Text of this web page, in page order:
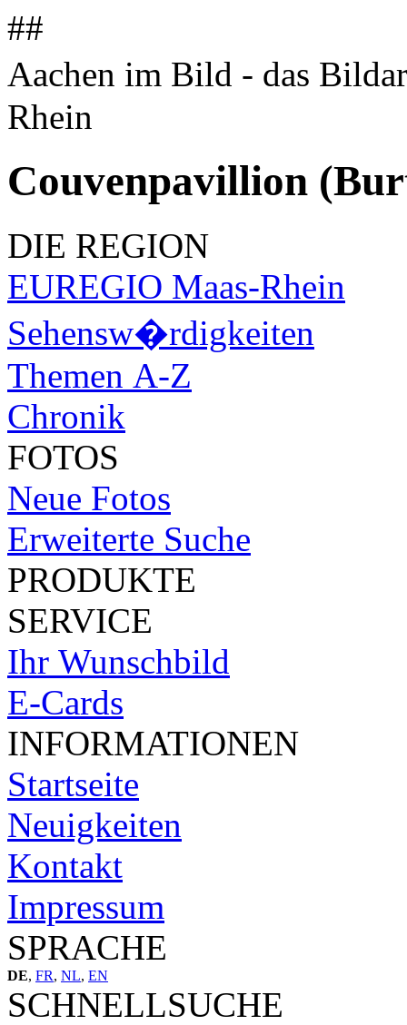
##
Aachen im Bild - das
Rhein
Couvenpavillion
DIE REGION
EUREGIO Maas-Rhein
Sehensw�rdigkeiten
Themen A-Z
Chronik
FOTOS
Neue Fotos
Erweiterte Suche
PRODUKTE
SERVICE
Ihr Wunschbild
E-Cards
INFORMATIONEN
Startseite
Neuigkeiten
Kontakt
Impressum
SPRACHE
DE, FR, NL, EN
SCHNELLSUCHE